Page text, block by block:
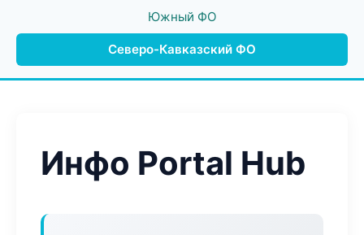
Южный ФО
Северо-Кавказский ФО
Инфо Portal Hub